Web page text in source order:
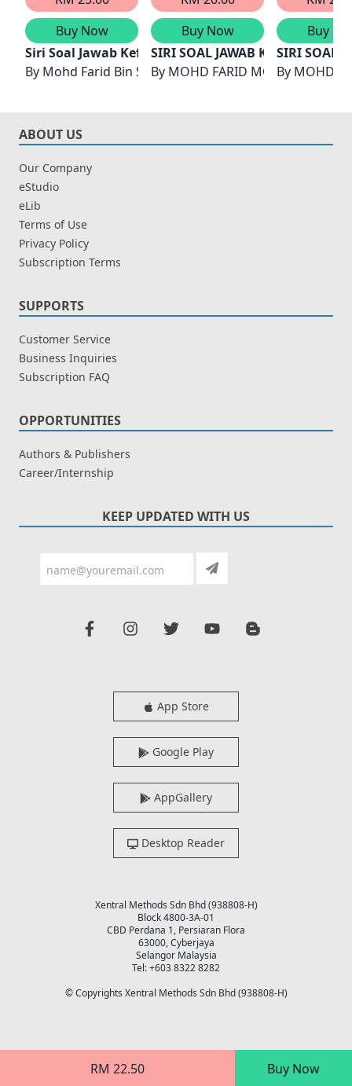
RM 22.50 Buy Now
Buy Now
Siri Soal Jawab Kefahaman Islam: Akidah dan
By Mohd Farid Bin Shahran & Md. Asham Bin Ahmad
Buy Now
SIRI SOAL JAWAB KEFAHAMAN
By MOHD FARID MOHD
Buy
SIRI SOAL
By
ABOUT US
Our Company
eStudio
eLib
Terms of Use
Privacy Policy
Subscription Terms
SUPPORTS
Customer Service
Business Inquiries
Subscription FAQ
OPPORTUNITIES
Authors & Publishers
Career/Internship
KEEP UPDATED WITH US
App Store
Google Play
AppGallery
Desktop Reader
Xentral Methods Sdn Bhd (938808-H)
Block 4800-3A-01
CBD Perdana 1, Persiaran Flora
63000, Cyberjaya
Selangor Malaysia
Tel: +603 8322 8282
© Copyrights Xentral Methods Sdn Bhd (938808-H)